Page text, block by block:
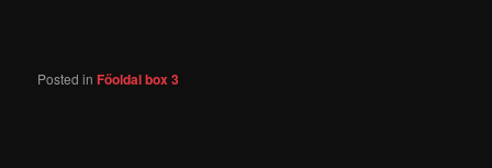
Posted in Főoldal box 3